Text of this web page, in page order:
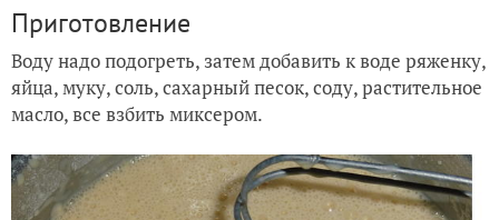
Приготовление
Воду надо подогреть, затем добавить к воде ряженку,
яйца, муку, соль, сахарный песок, соду, растительное
масло, все взбить миксером.